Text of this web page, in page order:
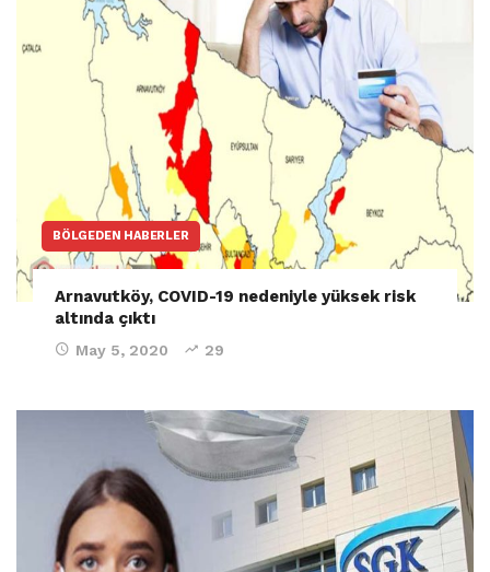
BÖLGEDEN HABERLER
Arnavutköy, COVID-19 nedeniyle yüksek risk
altında çıktı
May 5, 2020 29